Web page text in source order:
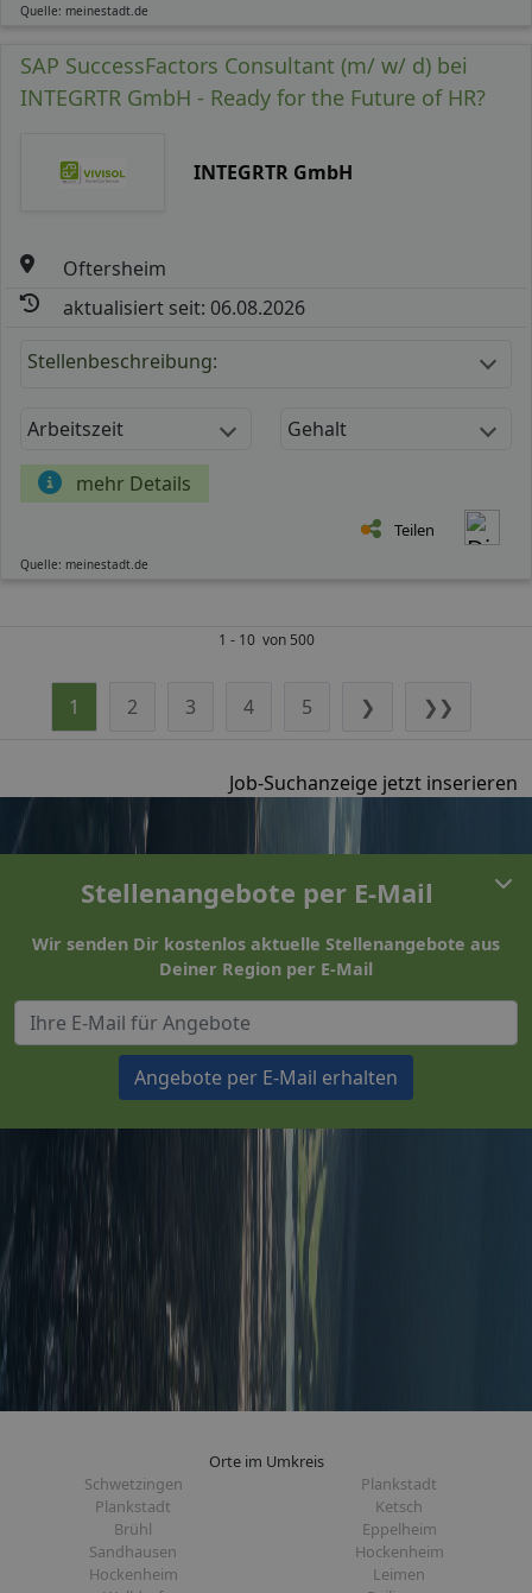
Quelle: meinestadt.de
SAP SuccessFactors Consultant (m/ w/ d) bei
INTEGRTR GmbH - Ready for the Future of HR?
INTEGRTR GmbH
Oftersheim
aktualisiert seit: 06.08.2026
Stellenbeschreibung:
Arbeitszeit Gehalt
mehr Details
Teilen
Quelle: meinestadt.de
1 - 10 von 500
1 2 3 4 5 ❯ ❯❯
Job-Suchanzeige jetzt inserieren
Stellenangebote per E-Mail
Wir senden Dir kostenlos aktuelle Stellenangebote aus
Deiner Region per E-Mail
Angebote per E-Mail erhalten
Orte im Umkreis
Schwetzingen
Plankstadt
Plankstadt
Ketsch
Brühl
Eppelheim
Sandhausen
Hockenheim
Hockenheim
Leimen